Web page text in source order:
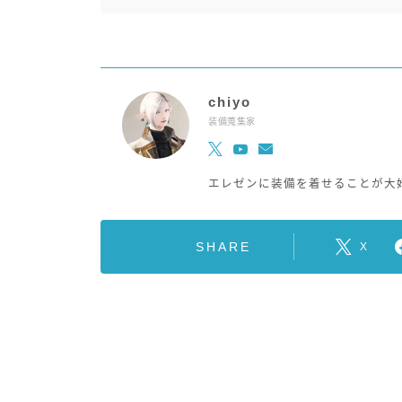
chiyo
装備蒐集家
エレゼンに装備を着せることが大
SHARE X